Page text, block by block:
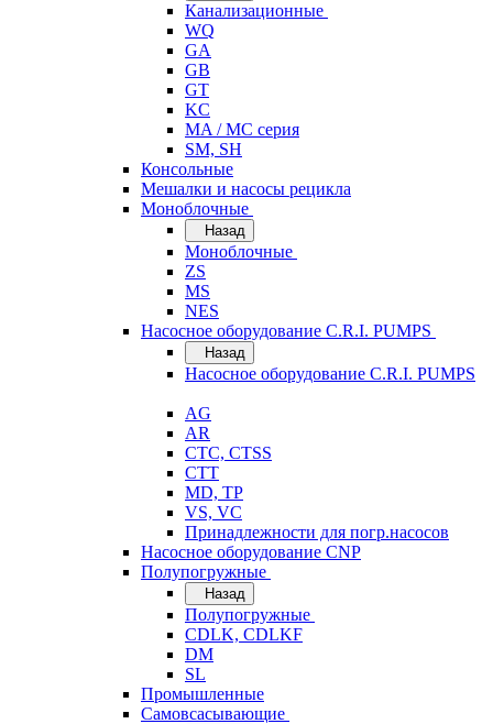
Канализационные
WQ
GA
GB
GT
KC
MA / MC серия
SM, SH
Консольные
Мешалки и насосы рецикла
Моноблочные
Назад
Моноблочные
ZS
MS
NES
Насосное оборудование C.R.I. PUMPS
Назад
Насосное оборудование C.R.I. PUMPS
AG
AR
CTC, CTSS
CTT
MD, TP
VS, VC
Принадлежности для погр.насосов
Насосное оборудование CNP
Полупогружные
Назад
Полупогружные
CDLK, CDLKF
DM
SL
Промышленные
Самовсасывающие